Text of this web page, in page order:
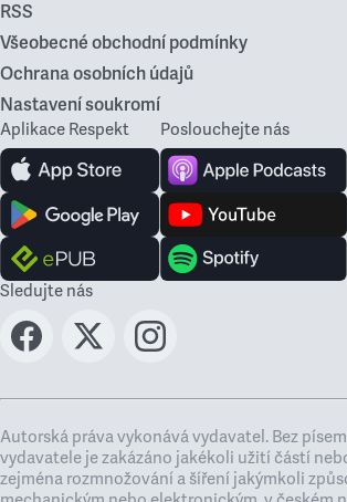
RSS
Všeobecné obchodní podmínky
Ochrana osobních údajů
Nastavení soukromí
Aplikace Respekt Poslouchejte nás
Sledujte nás
Autorská práva vykonává vydavatel. Bez
vydavatele je zakázáno jakékoli užití částí
zejména rozmnožování a šíření jakýmkoli